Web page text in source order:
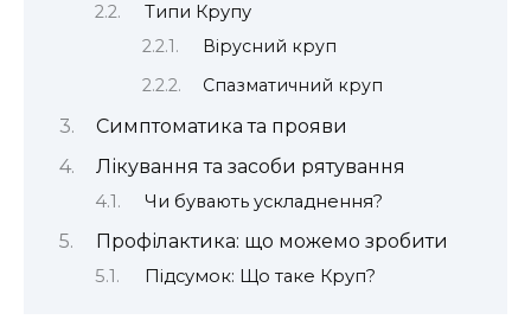
Типи Крупу
Вірусний круп
Спазматичний круп
Симптоматика та прояви
Лікування та засоби рятування
Чи бувають ускладнення?
Профілактика: що можемо зробити
Підсумок: Що таке Круп?